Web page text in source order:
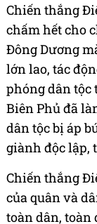
Chiến thắng
chấm hết cho
Đông Dương
lớn lao, tác
phóng dân tộc
Biên Phủ đã
dân tộc bị áp
giành độc lập,
Chiến thắng
của quân và
toàn dân,